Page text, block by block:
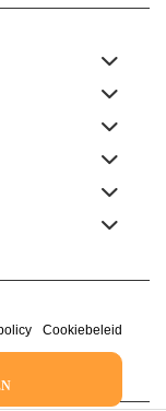
Cookiebeleid